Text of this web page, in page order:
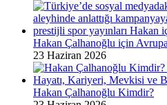
Hakan Çalhanoğlu için Avrupa
23 Haziran 2026
Hakan Çalhanoğlu Kimdir?